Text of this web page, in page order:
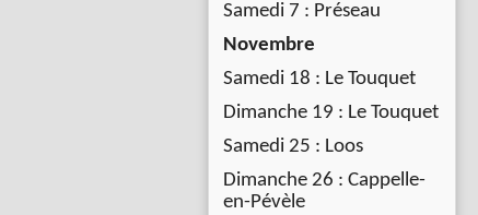
Samedi 7 : Préseau
Novembre
Samedi 18 : Le Touquet
Dimanche 19 : Le Touquet
Samedi 25 : Loos
Dimanche 26 : Cappelle-
en-Pévèle